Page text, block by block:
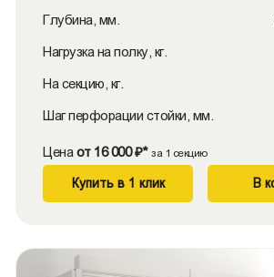
Глубина, мм.
Нагрузка на полку, кг.
На секцию, кг.
Шаг перфорации стойки, мм.
Цена от 16 000 ₽* за 1 секцию
Купить в 1 клик В